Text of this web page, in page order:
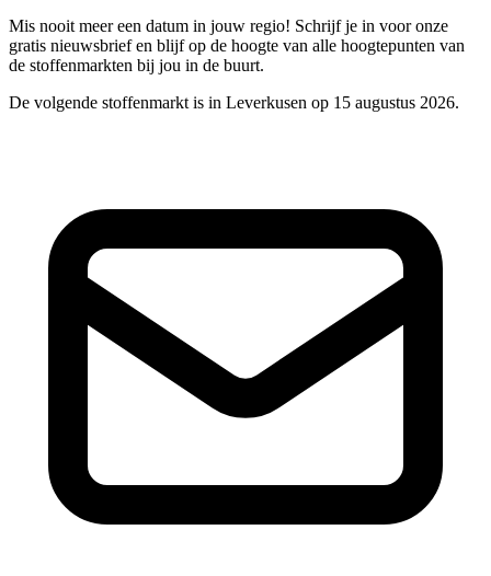
Mis nooit meer een datum in jouw regio! Schrijf je in voor onze
gratis nieuwsbrief en blijf op de hoogte van alle hoogtepunten van
de stoffenmarkten bij jou in de buurt.
De volgende stoffenmarkt is in Leverkusen op 15 augustus 2026.